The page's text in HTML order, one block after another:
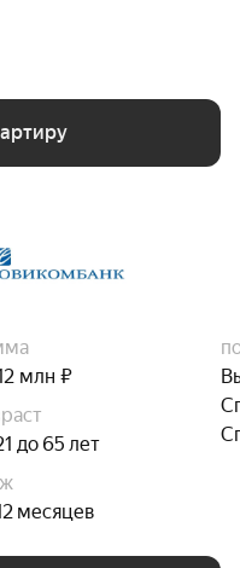
млн ₽
до 65 лет
месяцев